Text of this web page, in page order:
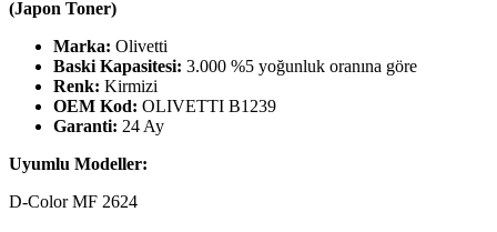
(Japon Toner)
Marka: Olivetti
Baski Kapasitesi: 3.000 %5 yoğunluk oranına göre
Renk: Kirmizi
OEM Kod: OLIVETTI B1239
Garanti: 24 Ay
Uyumlu Modeller:
D-Color MF 2624